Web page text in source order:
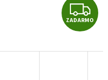
Z
A
D
ZADARMO